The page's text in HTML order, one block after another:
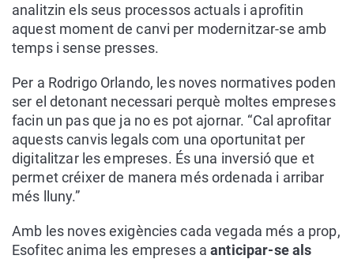
analitzin els seus processos actuals i aprofitin
aquest moment de canvi per modernitzar-se amb
temps i sense presses.
Per a Rodrigo Orlando, les noves normatives poden
ser el detonant necessari perquè moltes empreses
facin un pas que ja no es pot ajornar. “Cal aprofitar
aquests canvis legals com una oportunitat per
digitalitzar les empreses. És una inversió que et
permet créixer de manera més ordenada i arribar
més lluny.”
Amb les noves exigències cada vegada més a prop,
Esofitec anima les empreses aanticipar-se als